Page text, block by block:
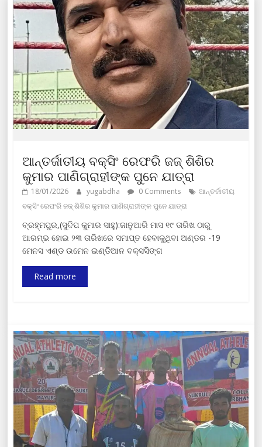
ଆନ୍ତର୍ଜାତୀୟ ବକ୍ସିଂ ରେଫରି ଜଜ୍ ଶିଶିର
କୁମାର ପାଣିଗ୍ରାହୀଙ୍କ ପୁନେ ଯାତ୍ରା
18/01/2026 yugabdha 0 Comments
ଆନ୍ତର୍ଜାତୀୟ
ବକ୍ସିଂ ରେଫରି ଜଜ୍ ଶିଶିର କୁମାର ପାଣିଗ୍ରାହୀଙ୍କ ପୁନେ ଯାତ୍ରା
ବ୍ରହ୍ମପୁର,(ସୁଦିପ କୁମାର ସାହୁ):ଜାନୁଆରି ମାସ ୧୯ ତାରିଖ ଠାରୁ
ଆରମ୍ଭ ହୋଇ ୨୩ ତାରିଖରେ ସମାପ୍ତ ହେବାକୁଥିବା ଅଣ୍ଡର -19
ମେନସ ଏଣ୍ଡ ଉମେନ ଇଣ୍ଡିଆନ ବକ୍ସସିଙ୍ଗ
Read more